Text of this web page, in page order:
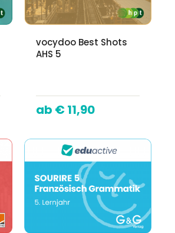
vocydoo Best Shots
AHS 5
€ 11,90